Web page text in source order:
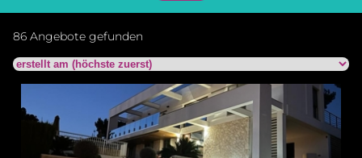
86 Angebote gefunden